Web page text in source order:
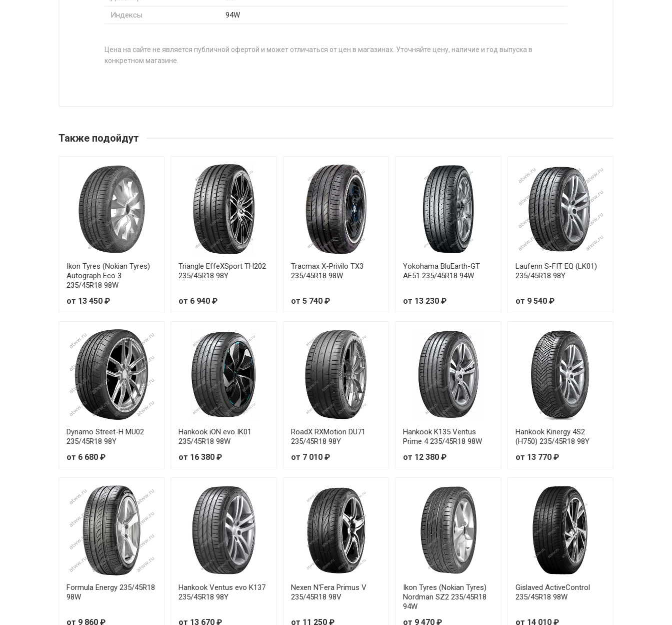
Индексы
94W
Цена на сайте не является публичной офертой и может отличаться от цен в магазинах. Уточняйте цену, наличие и год выпуска в
конкретном магазине.
Yokohama advan db v552 215/45R18 89W
Yokohama advan db v552 225/50R17 94W от 11 250 ₽
Yokohama advan db v552 225/55R17 97W от 14 380 ₽
Yokohama advan db v552 235/50R17 96V от 15 160 ₽
Yokohama advan db v552 235/50R20 104W от 26 910 ₽
Yokohama advan db v552 235/55R17 99V от 13 230 ₽
Yokohama advan db v552 265/35R18 97W от 19 650 ₽
Yokohama advan db v552 195/55R16 87V
Yokohama advan db v552 215/55R17 94W
Yokohama advan db v552 225/45R18 91W
Yokohama advan db v552 235/50R18 97W
Yokohama advan db v552 245/50R18 100W
Yokohama advan db v552 275/45R20 110Y
Также подойдут
Ikon Tyres (Nokian Tyres)
Autograph Eco 3
235/45R18 98W
от 13 450 ₽
Triangle EffeXSport TH202
235/45R18 98Y
от 6 940 ₽
Tracmax X-Privilo TX3
235/45R18 98W
от 5 740 ₽
Yokohama BluEarth-GT
AE51 235/45R18 94W
от 13 230 ₽
Laufenn S-FIT EQ (LK01)
235/45R18 98Y
от 9 540 ₽
Dynamo Street-H MU02
235/45R18 98Y
от 6 680 ₽
Hankook iON evo IK01
235/45R18 98W
от 16 380 ₽
RoadX RXMotion DU71
235/45R18 98Y
от 7 010 ₽
Hankook K135 Ventus
Prime 4 235/45R18 98W
от 12 380 ₽
Hankook Kinergy 4S2
(H750) 235/45R18 98Y
от 13 770 ₽
Formula Energy 235/45R18
98W
от 9 860 ₽
Hankook Ventus evo K137
235/45R18 98Y
от 13 670 ₽
Nexen N'Fera Primus V
235/45R18 98V
от 11 250 ₽
Ikon Tyres (Nokian Tyres)
Nordman SZ2 235/45R18
94W
от 9 470 ₽
Gislaved ActiveControl
235/45R18 98W
от 14 010 ₽